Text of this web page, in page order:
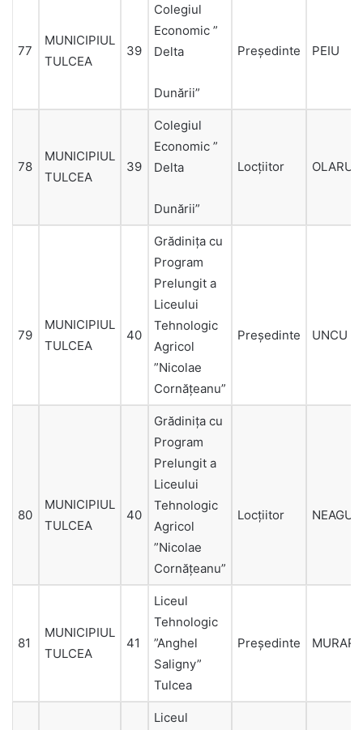
77
MUNICIPIUL
TULCEA
39
Colegiul
Economic ”
Delta
Dunării”
Președinte PEIU
78
MUNICIPIUL
TULCEA
39
Colegiul
Economic ”
Delta
Dunării”
Locțiitor OLARU
79
MUNICIPIUL
TULCEA
40
Grădinița cu
Program
Prelungit a
Liceului
Tehnologic
Agricol
”Nicolae
Cornățeanu”
Președinte UNCU
80
MUNICIPIUL
TULCEA
40
Grădinița cu
Program
Prelungit a
Liceului
Tehnologic
Agricol
”Nicolae
Cornățeanu”
Locțiitor NEAGU
81
MUNICIPIUL
TULCEA
41
Liceul
Tehnologic
”Anghel
Saligny”
Tulcea
Președinte
Liceul